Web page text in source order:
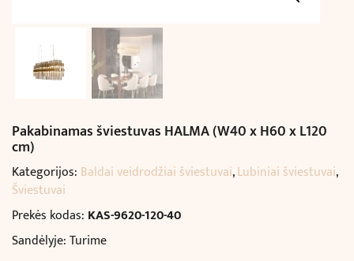
Pakabinamas šviestuvas HALMA (W40 x H60 x L120
cm)
Kategorijos: Baldai veidrodžiai šviestuvai,Lubiniai šviestuvai,
Šviestuvai
Prekės kodas: KAS-9620-120-40
Sandėlyje: Turime